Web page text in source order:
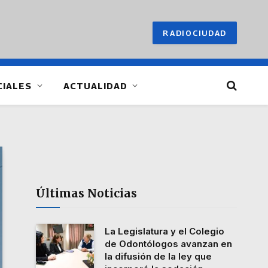
RADIOCIUDAD
ACTUALIDAD
Últimas Noticias
La Legislatura y el Colegio
de Odontólogos avanzan en
la difusión de la ley que